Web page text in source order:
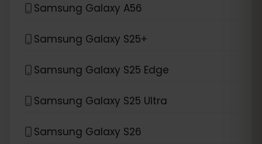
Samsung Galaxy A56
Samsung Galaxy S25+
Samsung Galaxy S25 Edge
Samsung Galaxy S25 Ultra
Samsung Galaxy S26